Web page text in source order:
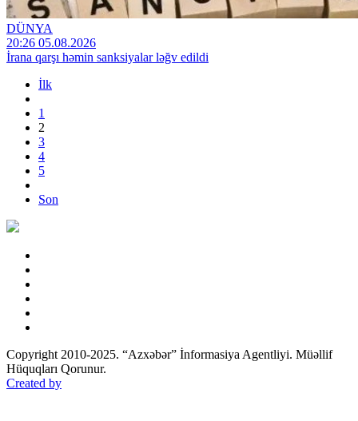
DÜNYA
20:26 05.08.2026
İrana qarşı həmin sanksiyalar ləğv edildi
İlk
1
2
3
4
5
Son
Copyright 2010-2025. “Azxəbər” İnformasiya Agentliyi. Müəllif
Hüquqları Qorunur.
Created by